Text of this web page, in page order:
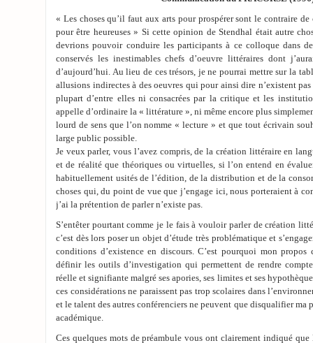
« Les choses qu’il faut aux arts pour prospérer sont le contraire
pour être heureuses » Si cette opinion de Stendhal était autre
devrions pouvoir conduire les participants à ce colloque dans
conservés les inestimables chefs d’oeuvre littéraires dont
d’aujourd’hui. Au lieu de ces trésors, je ne pourrai mettre sur la
allusions indirectes à des oeuvres qui pour ainsi dire n’existent
plupart d’entre elles ni consacrées par la critique et les
appelle d’ordinaire la « littérature », ni même encore plus
lourd de sens que l’on nomme « lecture » et que tout écrivain
large public possible.
Je veux parler, vous l’avez compris, de la création littéraire en
et de réalité que théoriques ou virtuelles, si l’on entend en
habituellement usités de l’édition, de la distribution et de la
choses qui, du point de vue que j’engage ici, nous porteraient à
j’ai la prétention de parler n’existe pas.
S’entêter pourtant comme je le fais à vouloir parler de création
c’est dès lors poser un objet d’étude très problématique et
conditions d’existence en discours. C’est pourquoi mon propos
définir les outils d’investigation qui permettent de rendre
réelle et signifiante malgré ses apories, ses limites et ses
ces considérations ne paraissent pas trop scolaires dans
et le talent des autres conférenciers ne peuvent que disqualifier ma
académique.
Ces quelques mots de préambule vous ont clairement indiqué